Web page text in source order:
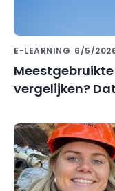
E-LEARNING 6/5/
vergelijken?